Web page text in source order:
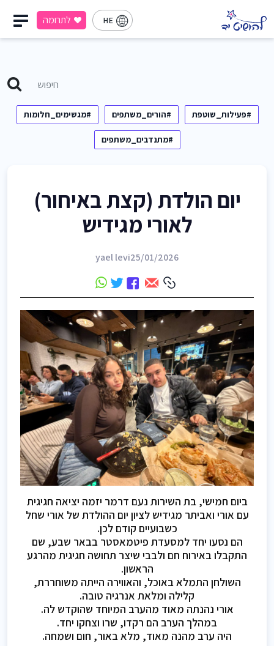
HE לתרומה
#פעילות_שוטפת #הורים_משתפים #מגשימים_חלומות
#מתנדבים_משתפים
יום הולדת (קצת באיחור)
לאורי מגידיש
yael levi25/01/2026
ביום חמישי, בת השירות נעם דרמר יזמה יציאה חגיגית
עם אורי ואביתר מגידיש לציון יום ההולדת של אורי שחל
כשבועיים קודם לכן.
הם נסעו יחד למסעדת פיטמאסטר בבאר שבע, שם
התקבלו באירוח חם ולבבי שיצר תחושה חגיגית מהרגע
הראשון.
השולחן התמלא באוכל, והאווירה הייתה משוחררת,
קלילה ומלאת אנרגיה טובה.
אורי נהנתה מאוד מהערב המיוחד שהוקדש לה.
במהלך הערב הם רקדו, שרו וצחקו יחד.
היה ערב מהנה מאוד, מלא באור, חום ושמחה.